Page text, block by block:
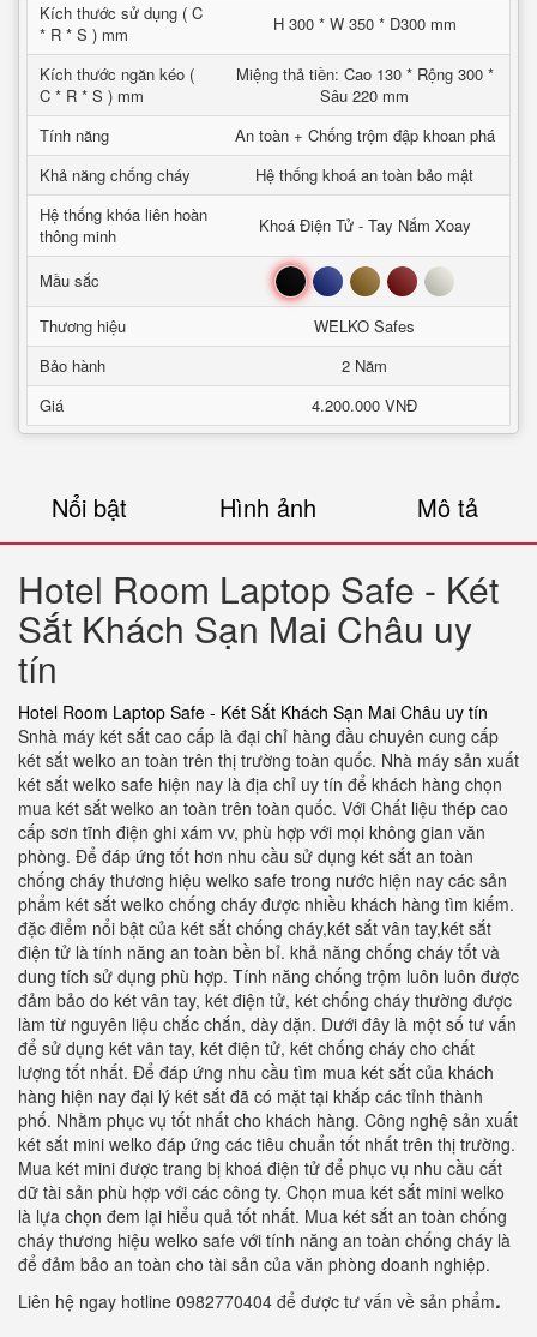
Kích thước sử dụng ( C
* R * S ) mm
H 300 * W 350 * D300 mm
Kích thước ngăn kéo (
C * R * S ) mm
Miệng thả tiền: Cao 130 * Rộng 300 *
Sâu 220 mm
Tính năng
An toàn + Chống trộm đập khoan phá
Khả năng chống cháy
Hệ thống khoá an toàn bảo mật
Hệ thống khóa liên hoàn
thông minh
Khoá Điện Tử - Tay Nắm Xoay
Mầu sắc Đen Xanh Nâu Đỏ Trắng
Thương hiệu
WELKO Safes
Bảo hành
2 Năm
Giá
4.200.000 VNĐ
Nổi bật Hình ảnh Mô tả
Hotel Room Laptop Safe - Két
Sắt Khách Sạn Mai Châu uy
tín
Hotel Room Laptop Safe - Két Sắt Khách Sạn Mai Châu uy tín
Snhà máy két sắt cao cấp là đại chỉ hàng đầu chuyên cung cấp
két sắt welko an toàn trên thị trường toàn quốc. Nhà máy sản xuất
két sắt welko safe hiện nay là địa chỉ uy tín để khách hàng chọn
mua két sắt welko an toàn trên toàn quốc. Với Chất liệu thép cao
cấp sơn tĩnh điện ghi xám vv, phù hợp với mọi không gian văn
phòng. Để đáp ứng tốt hơn nhu cầu sử dụng két sắt an toàn
chống cháy thương hiệu welko safe trong nước hiện nay các sản
phẩm két sắt welko chống cháy được nhiều khách hàng tìm kiếm.
đặc điểm nổi bật của két sắt chống cháy,két sắt vân tay,két sắt
điện tử là tính năng an toàn bền bỉ. khả năng chống cháy tốt và
dung tích sử dụng phù hợp. Tính năng chống trộm luôn luôn được
đảm bảo do két vân tay, két điện tử, két chống cháy thường được
làm từ nguyên liệu chắc chắn, dày dặn. Dưới đây là một số tư vấn
để sử dụng két vân tay, két điện tử, két chống cháy cho chất
lượng tốt nhất. Để đáp ứng nhu cầu tìm mua két sắt của khách
hàng hiện nay đại lý két sắt đã có mặt tại khắp các tỉnh thành
phố. Nhằm phục vụ tốt nhất cho khách hàng. Công nghệ sản xuất
két sắt mini welko đáp ứng các tiêu chuẩn tốt nhất trên thị trường.
Mua két mini được trang bị khoá điện tử để phục vụ nhu cầu cất
dữ tài sản phù hợp với các công ty. Chọn mua két sắt mini welko
là lựa chọn đem lại hiểu quả tốt nhất. Mua két sắt an toàn chống
cháy thương hiệu welko safe với tính năng an toàn chống cháy là
để đảm bảo an toàn cho tài sản của văn phòng doanh nghiệp.
Liên hệ ngay hotline 0982770404 để được tư vấn về sản phẩm.